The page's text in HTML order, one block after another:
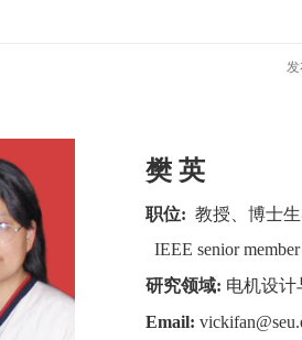
发
樊 英
职位: 教授、博士
IEEE senior member
研究领域: 电机设计
Email: